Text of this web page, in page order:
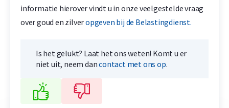
informatie hierover vindt u in onze veelgestelde vraag
over goud en zilveropgeven bij de Belastingdienst.
Is het gelukt? Laat het ons weten! Komt u er
niet uit, neem dancontact met ons op.